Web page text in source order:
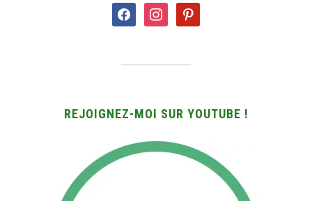
facebookinstagrampinterest
REJOIGNEZ-MOI SUR YOUTUBE !